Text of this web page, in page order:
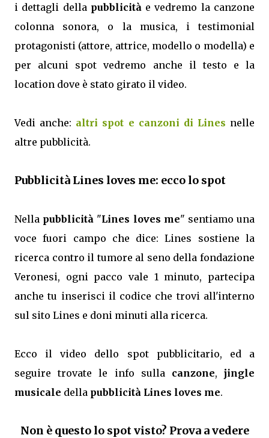
i dettagli della pubblicitàe vedremo la canzone
colonna sonora, o la musica, i testimonial
protagonisti (attore, attrice, modello o modella) e
per alcuni spot vedremo anche il testo e la
location dove è stato girato il video.
Vedi anche: altri spot e canzoni di Lines nelle
altre pubblicità.
Pubblicità Lines loves me: ecco lo spot
Nella pubblicità "Lines loves me" sentiamo una
voce fuori campo che dice: Lines sostiene la
ricerca contro il tumore al seno della fondazione
Veronesi, ogni pacco vale 1 minuto, partecipa
anche tu inserisci il codice che trovi all'interno
sul sito Lines e doni minuti alla ricerca.
Ecco il video dello spot pubblicitario, ed a
seguire trovate le info sulla canzone,jingle
musicale della pubblicità Lines loves me.
Non è questo lo spot visto? Prova a vedere